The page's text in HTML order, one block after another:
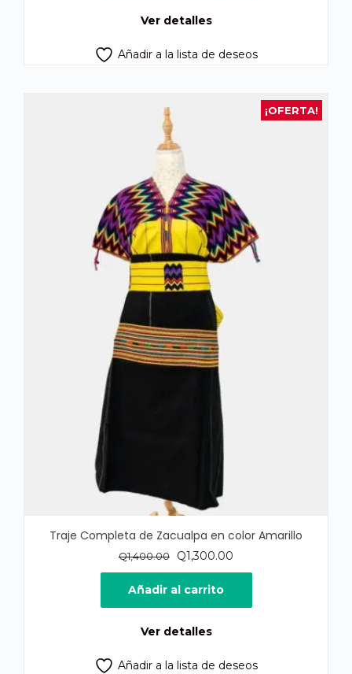
Ver detalles
Añadir a la lista de deseos
¡OFERTA!
Traje Completa de Zacualpa en color Amarillo
Q1,400.00
El
precio
original
era:
Q1,300.00
precio
es:
Añadir al carrito
Ver detalles
Añadir a la lista de deseos